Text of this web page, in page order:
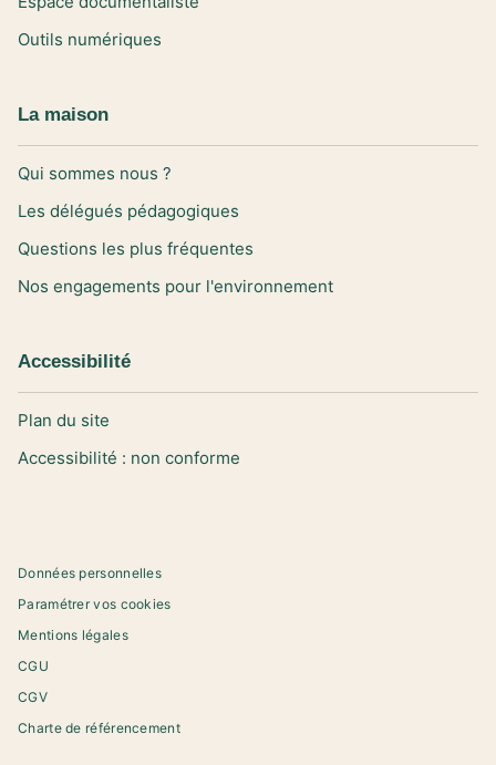
Outils numériques
La maison
Qui sommes nous ?
Les délégués pédagogiques
Questions les plus fréquentes
Nos engagements pour l'environnement
Accessibilité
Plan du site
Accessibilité : non conforme
Données personnelles
Paramétrer vos cookies
Mentions légales
CGU
CGV
Charte de référencement